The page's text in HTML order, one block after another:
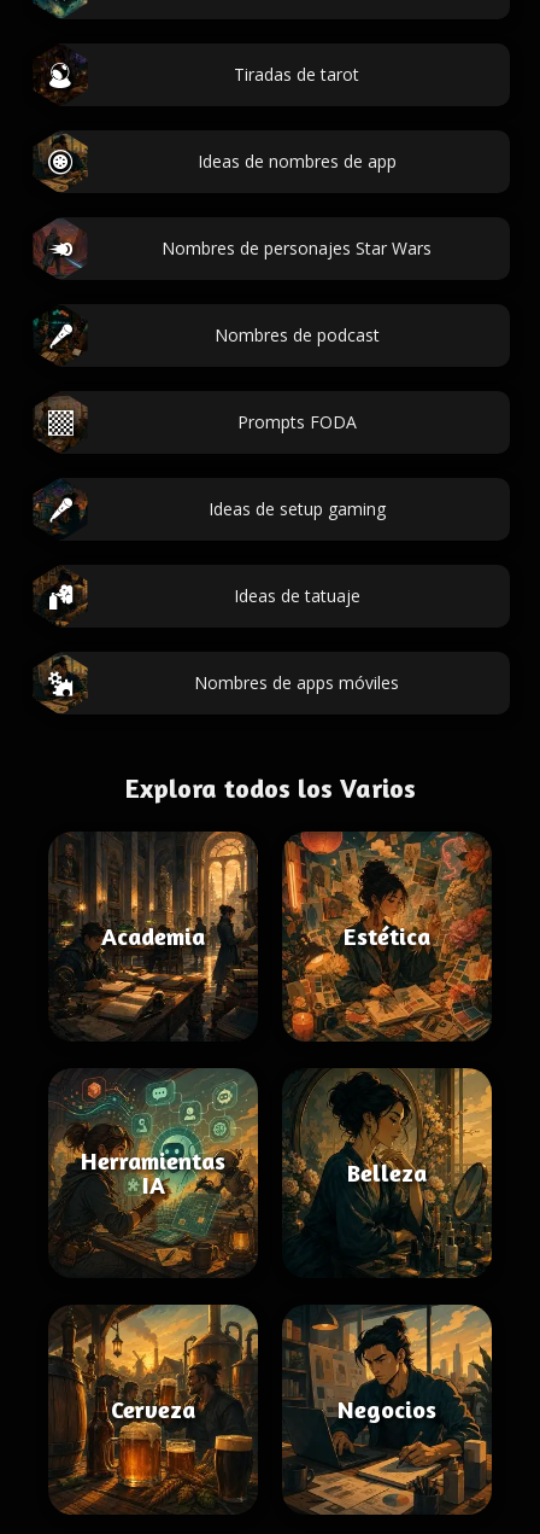
Tiradas de tarot
Ideas de nombres de app
Nombres de personajes Star Wars
Nombres de podcast
Prompts FODA
Ideas de setup gaming
Ideas de tatuaje
Nombres de apps móviles
Explora todos los Varios
Academia Estética
Herramientas
IA
Belleza
Cerveza Negocios